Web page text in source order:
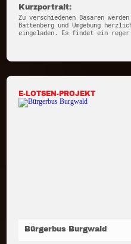
Kurzportrait:
Zu verschiedenen Basaren
Battenberg und Umgebung
eingeladen. Es findet ein reger
E-LOTSEN-PROJEKT
Bürgerbus Burgwald